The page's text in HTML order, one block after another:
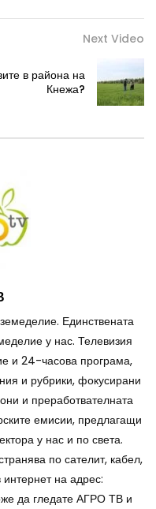
Next Video
в района на
Кнежа?
Единствената
у нас. Телевизия
и 24-часова програма,
и рубрики, фокусирани
и преработвателната
емисии, предлагащи
у нас и по света.
по сателит, кабел,
интернет на адрес:
да гледате АГРО ТВ и